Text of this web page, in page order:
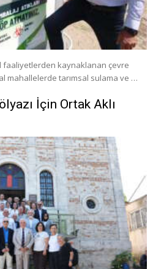
faaliyetlerden kaynaklanan çevre
mahallelerde tarımsal sulama ve …
İçin Ortak Aklı